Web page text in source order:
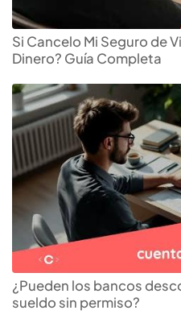
Si Cancelo Mi Seguro de
Dinero? Guía Completa
¿Pueden los bancos
sueldo sin permiso?
Encuentra la
ahorrosque
conviene